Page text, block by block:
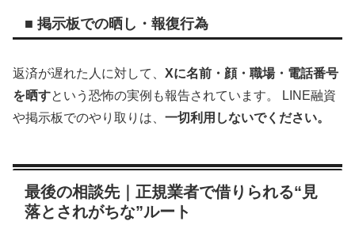
■ 掲示板での晒し・報復行為
返済が遅れた人に対して、 Xに名前・顔・職場・電話番号
を晒すという恐怖の実例も報告されています。 LINE融資
や掲示板でのやり取りは、 一切利用しないでください。
最後の相談先｜正規業者で借りられる“見
落とされがちな”ルート